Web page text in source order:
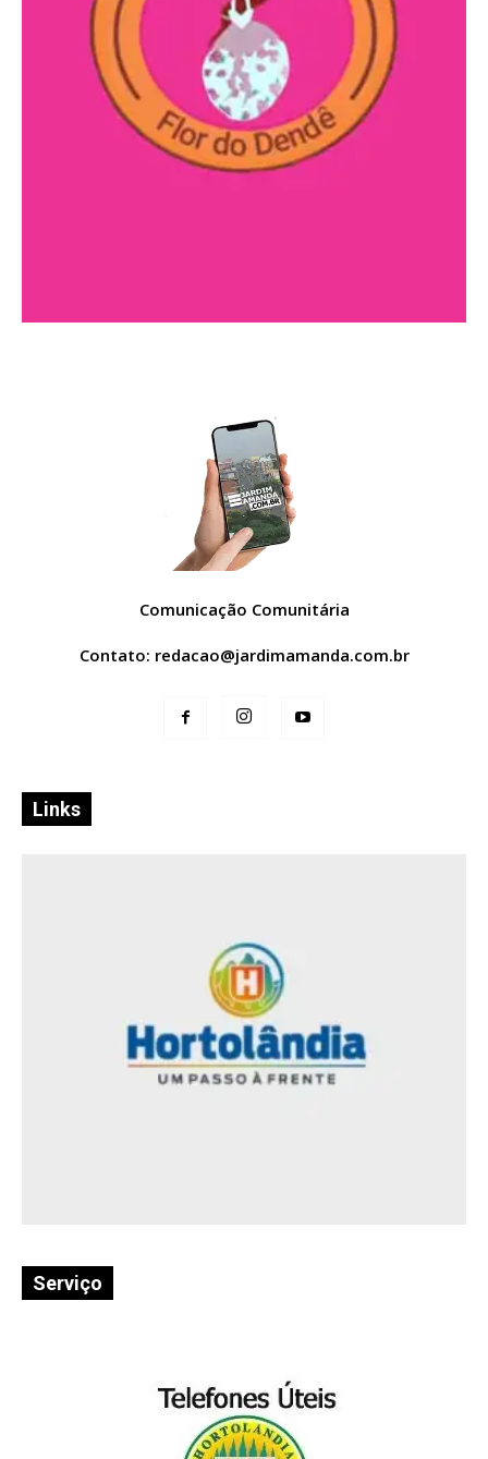
Comunicação Comunitária
Contato: redacao@jardimamanda.com.br
Links
Serviço